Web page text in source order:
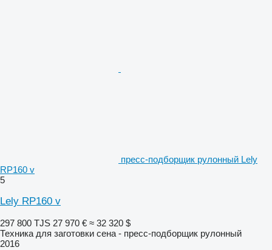
пресс-подборщик рулонный Lely
RP160 v
5
Lely RP160 v
297 800 TJS 27 970 € ≈ 32 320 $
Техника для заготовки сена - пресс-подборщик рулонный
2016